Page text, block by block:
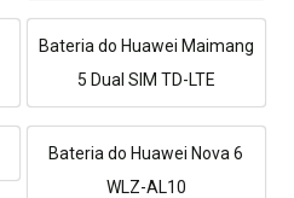
Bateria do Huawei Maimang
5 Dual SIM TD-LTE
Bateria do Huawei Nova 6
WLZ-AL10